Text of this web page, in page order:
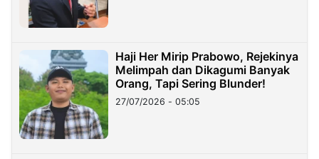
Haji Her Mirip Prabowo, Rejekinya
Melimpah dan Dikagumi Banyak
Orang, Tapi Sering Blunder!
27/07/2026 - 05:05